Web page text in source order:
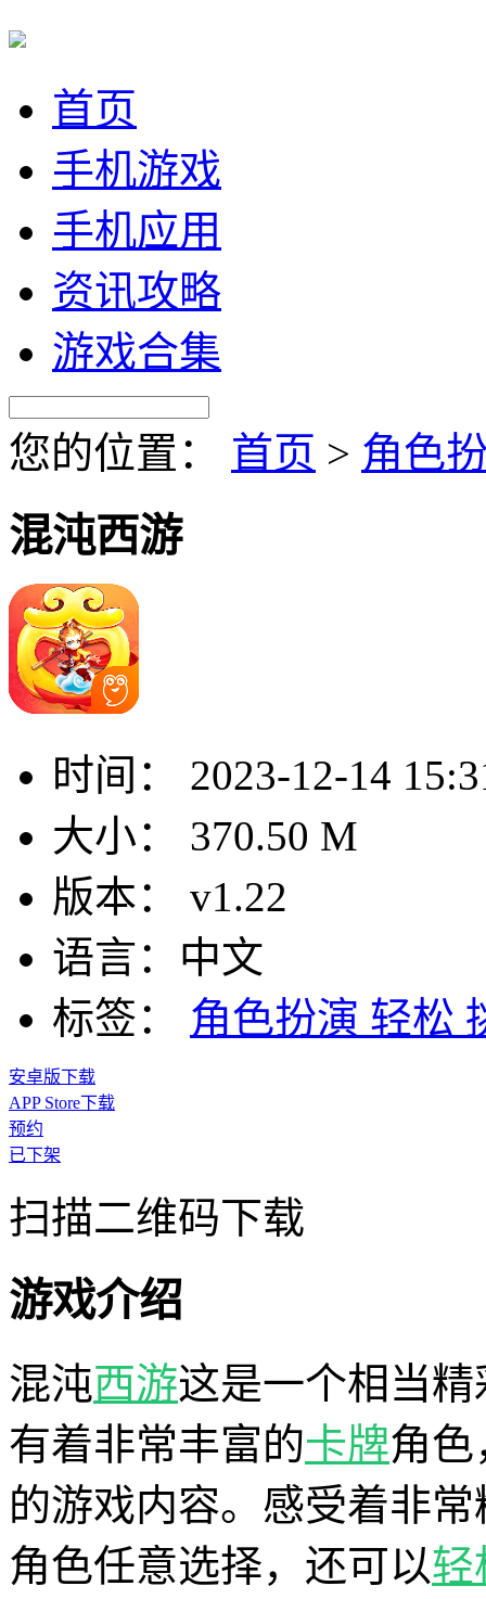
首页
手机游戏
手机应用
资讯攻略
游戏合集
您的位置： 首页 > 角色
混沌西游
时间：
2023-12-14
大小：
370.50 M
版本：
v1.22
语言： 中文
标签：
角色扮演 轻松
安卓版下载
APP Store下载
预约
已下架
扫描二维码下载
游戏介绍
混沌西游这是一个相当精
有着非常丰富的卡牌角
的游戏内容。感受着非
角色任意选择，还可以轻